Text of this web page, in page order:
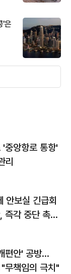
'은
'중앙항로 통항'
리
안보실 긴급회
즉각 중단 촉
편안' 공방…
무책임의 극치"